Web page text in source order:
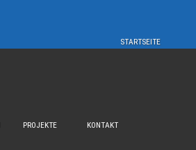
STARTSEITE
PROJEKTE KONTAKT